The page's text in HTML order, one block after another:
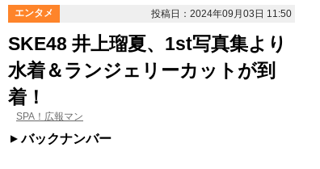
エンタメ 投稿日：2024年09月03日 11:50
SKE48 井上瑠夏、1st写真集より
水着＆ランジェリーカットが到
着！
SPA！広報マン
バックナンバー